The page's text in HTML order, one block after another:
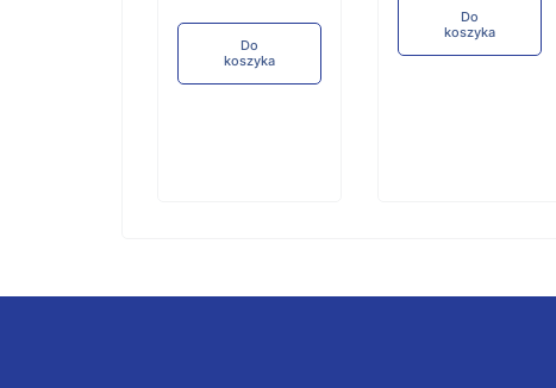
Do
koszyka
Do
koszyka